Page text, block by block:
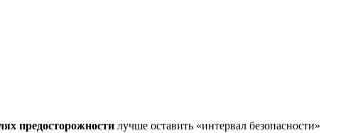
предосторожности лучше оставить «интервал безопасности»